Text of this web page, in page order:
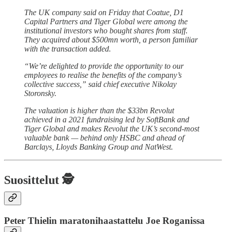
The UK company said on Friday that Coatue, D1
Capital Partners and Tiger Global were among the
institutional investors who bought shares from staff.
They acquired about $500mn worth, a person familiar
with the transaction added.
“We’re delighted to provide the opportunity to our
employees to realise the benefits of the company’s
collective success,” said chief executive Nikolay
Storonsky.
The valuation is higher than the $33bn Revolut
achieved in a 2021 fundraising led by SoftBank and
Tiger Global and makes Revolut the UK’s second-most
valuable bank — behind only HSBC and ahead of
Barclays, Lloyds Banking Group and NatWest.
Suosittelut 🕵️
Peter Thielin maratonihaastattelu Joe Roganissa